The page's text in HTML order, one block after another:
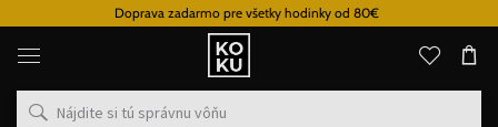
Doprava zadarmo pre všetky hodinky od 80€
Originálne
parfémy
hodinky
na